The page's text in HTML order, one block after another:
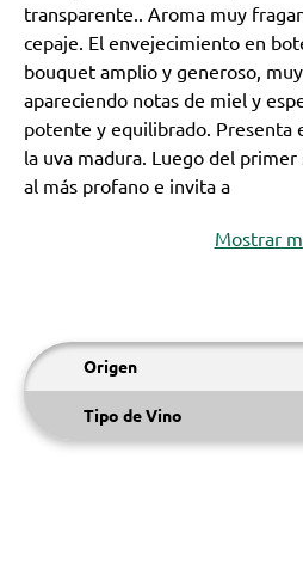
transparente.. Aroma muy
cepaje. El envejecimiento en
bouquet amplio y generoso,
apareciendo notas de miel y
potente y equilibrado. Presenta
la uva madura. Luego del
al más profano e invita a
Mostrar
Origen
Tipo de Vino